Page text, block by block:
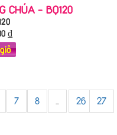
CHÚA - BQ120
₫
7 8 ... 26
27